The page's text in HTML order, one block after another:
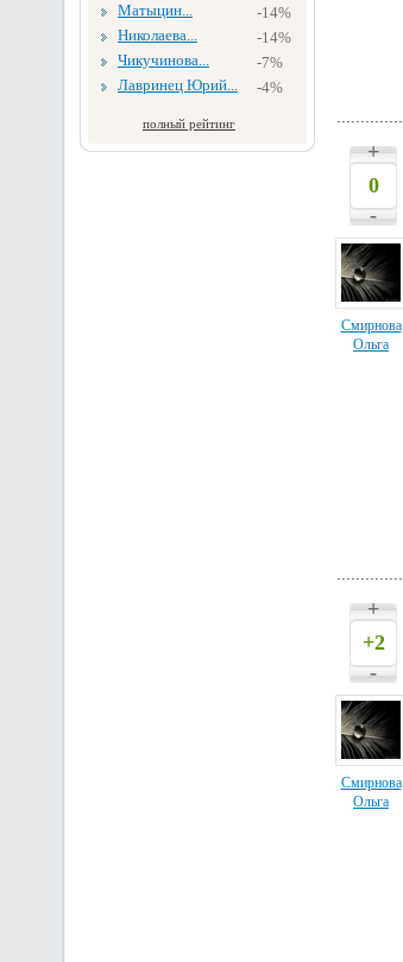
Матыцин...
-14%
Николаева...
-14%
Чикучинова...
-7%
Лавринец Юрий...
-4%
полный рейтинг
+
0
-
Смирнова
Ольга
+
+2
-
Смирнова
Ольга